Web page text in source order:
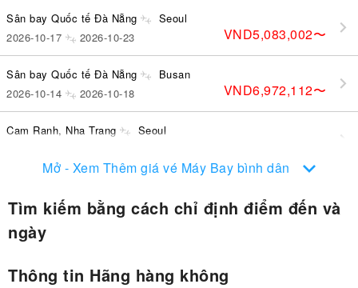
Sân bay Quốc tế Đà Nẵng Seoul
VND5,083,002〜
2026-10-17 2026-10-23
Sân bay Quốc tế Đà Nẵng Busan
VND6,972,112〜
2026-10-14 2026-10-18
Cam Ranh, Nha Trang Seoul
Mở - Xem Thêm giá vé Máy Bay bình dân
Tìm kiếm bằng cách chỉ định điểm đến và
ngày
Thông tin Hãng hàng không